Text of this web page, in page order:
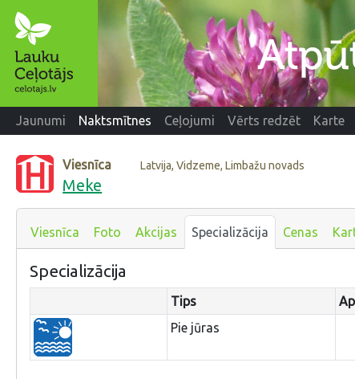
Jaunumi Naktsmītnes Ceļojumi Vērts redzēt Karte
Viesnīca Latvija, Vidzeme, Limbažu novads
Meke
Viesnīca Foto Akcijas Specializācija Cenas
Specializācija
Tips
Pie jūras